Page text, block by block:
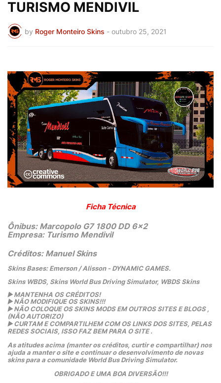
TURISMO MENDIVIL
by Roger Monteiro Skins - outubro 25, 2021
Ficha Técnica
Ônibus: Marcopolo G7 1800 DD 6x2
Empresa: Turismo Mendivil
Créditos: Manuel Skins
Skins Bases: Emerson / Alisson - DYNAMIC GAMES.
Skins WBDS, Skins World Bus Driving Simulator, WBDS Skins
▶️ MANTENHA OS CRÉDITOS!
▶️ NÃO MODIFIQUE OS SKINS!!!
▶️ NÃO COLOQUE OS SKINS MODS EM OUTROS SITES E BLOGS ,
(NÃO AUTORIZO)
▶️ CURTAM E COMPARTILHEM COM OS LINKS DOS SITES, PELAS
REDES SOCIAIS, ISSO FAZ BEM PARA O SITE .
As atitudes acima (manter os créditos, curtir e compartilhar) nos
ajuda a manter o site e continuar o desenvolvimento de novas
skins para a comunidade World Bus Driving Simulator.
OBRIGADO E UMA BOA DIVERSÃO!!!